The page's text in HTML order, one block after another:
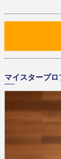
マイスタープロ